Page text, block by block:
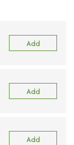
Add
Add
Add